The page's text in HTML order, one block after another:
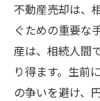
不動産売却は、
ぐための重要な
産は、相続人間
り得ます。生前
の争いを避け、